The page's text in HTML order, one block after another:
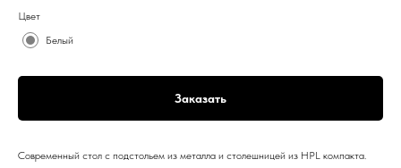
Цвет
Белый
Заказать
Современный стол с подстольем из металла и столешницей из HPL компакта.